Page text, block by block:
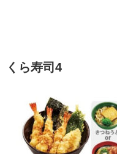
くら寿司4